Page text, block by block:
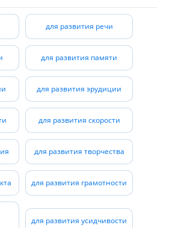
для развития речи
для развития памяти
для развития эрудиции
для развития скорости
для развития творчества
для развития грамотности
для развития усидчивости